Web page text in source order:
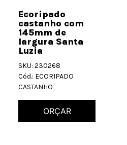
Ecoripado
castanho com
145mm de
largura Santa
Luzia
SKU: 230268
Cód.: ECORIPADO
CASTANHO
ORÇAR